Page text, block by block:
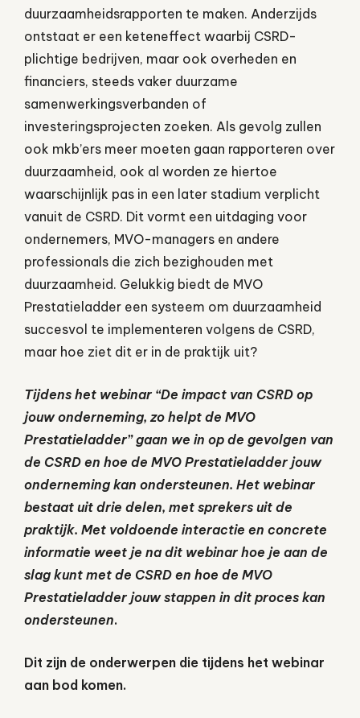
duurzaamheidsrapporten te maken. Anderzijds
ontstaat er een keteneffect waarbij CSRD-
plichtige bedrijven, maar ook overheden en
financiers, steeds vaker duurzame
samenwerkingsverbanden of
investeringsprojecten zoeken. Als gevolg zullen
ook mkb’ers meer moeten gaan rapporteren over
duurzaamheid, ook al worden ze hiertoe
waarschijnlijk pas in een later stadium verplicht
vanuit de CSRD. Dit vormt een uitdaging voor
ondernemers, MVO-managers en andere
professionals die zich bezighouden met
duurzaamheid. Gelukkig biedt de MVO
Prestatieladder een systeem om duurzaamheid
succesvol te implementeren volgens de CSRD,
maar hoe ziet dit er in de praktijk uit?
Tijdens het webinar “De impact van CSRD op
jouw onderneming, zo helpt de MVO
Prestatieladder” gaan we in op de gevolgen van
de CSRD en hoe de MVO Prestatieladder jouw
onderneming kan ondersteunen. Het webinar
bestaat uit drie delen, met sprekers uit de
praktijk. Met voldoende interactie en concrete
informatie weet je na dit webinar hoe je aan de
slag kunt met de CSRD en hoe de MVO
Prestatieladder jouw stappen in dit proces kan
ondersteunen.
Dit zijn de onderwerpen die tijdens het webinar
aan bod komen.